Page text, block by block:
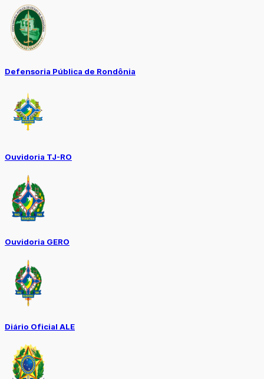
Defensoria Pública de Rondônia
Ouvidoria TJ-RO
Ouvidoria GERO
Diário Oficial ALE